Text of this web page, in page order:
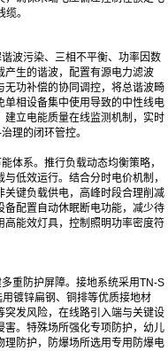
。
波污染、三相不平衡、功率因数
生的谐波，配置有源电力滤波
功补偿的协同调控，将总谐波畸
单相设备集中使用导致的中性线电
立电能质量在线监测机制，实时
理的闭环管控。
体系。推行负载动态均衡策略，
低效运行。结合分时电价机制，
键负载供电，高峰时段合理削减
配置自动休眠断电功能，减少待
能效灯具，控制照明功率密度符
重防护屏障。接地系统采用TN-S
镀锌扁钢、铜排等优质接地材
发风险，在线路引入端与关键设
。特殊场所强化专项防护，幼儿
防护，防爆场所选用专用防爆电